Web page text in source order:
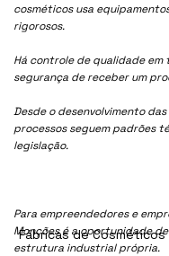
cosméticos usa
rigorosos.
Há controle de qualidade
segurança de receber um
Desde o desenvolvimento
processos seguem padrões
legislação.
Para empreendedores e
Monções é a oportunidade
estrutura industrial própria.
Fábricas de